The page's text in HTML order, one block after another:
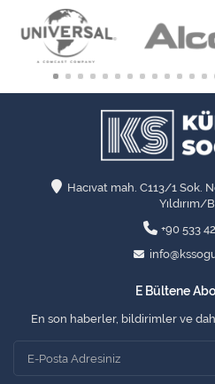
Hacıvat mah. C113/1 Sok.
Yıldırım/
+90 533
E Bültene
En son haberler, bildirimler ve